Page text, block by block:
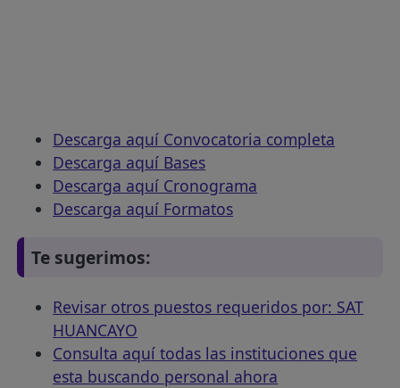
Descarga aquí Convocatoria completa
Descarga aquí Bases
Descarga aquí Cronograma
Descarga aquí Formatos
Te sugerimos:
Revisar otros puestos requeridos por: SAT
HUANCAYO
Consulta aquí todas las instituciones que
esta buscando personal ahora